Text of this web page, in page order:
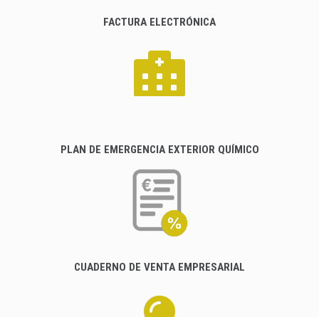
FACTURA ELECTRÓNICA
PLAN DE EMERGENCIA EXTERIOR QUÍMICO
CUADERNO DE VENTA EMPRESARIAL